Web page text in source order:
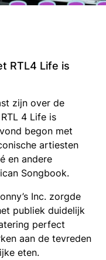
RTL4 Life is
zijn over de
4 Life is
begon met
artiesten
en andere
Songbook.
Inc. zorgde
publiek duidelijk
perfect
aan de tevreden
eten.